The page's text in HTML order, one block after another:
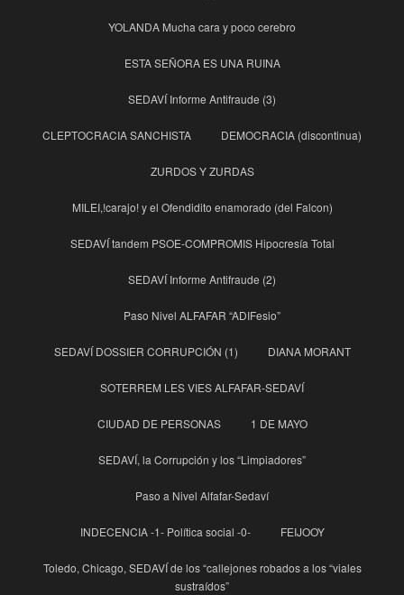
YOLANDA Mucha cara y poco cerebro
ESTA SEÑORA ES UNA RUINA
SEDAVÍ Informe Antifraude (3)
CLEPTOCRACIA SANCHISTA DEMOCRACIA (discontinua)
ZURDOS Y ZURDAS
MILEI,!carajo! y el Ofendidito enamorado (del Falcon)
SEDAVÍ tandem PSOE-COMPROMIS Hipocresía Total
SEDAVÍ Informe Antifraude (2)
Paso Nivel ALFAFAR “ADIFesio”
SEDAVÍ DOSSIER CORRUPCIÓN (1) DIANA MORANT
SOTERREM LES VIES ALFAFAR-SEDAVÍ
CIUDAD DE PERSONAS 1 DE MAYO
SEDAVÍ, la Corrupción y los “Limpiadores”
Paso a Nivel Alfafar-Sedaví
INDECENCIA -1- Política social -0- FEIJOOY
Toledo, Chicago, SEDAVÍ de los “callejones robados a los “viales
sustraídos”